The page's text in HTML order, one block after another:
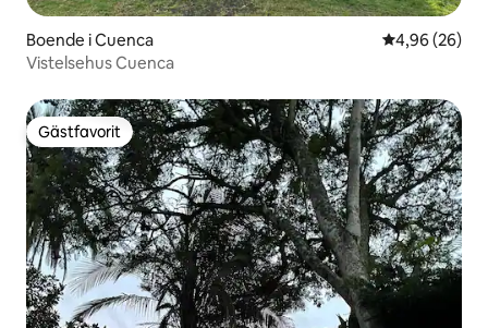
Boende i Cuenca 4,96 av 5 i
4,96 (26)
Vistelsehus Cuenca
Gästfavorit
Gästfavorit